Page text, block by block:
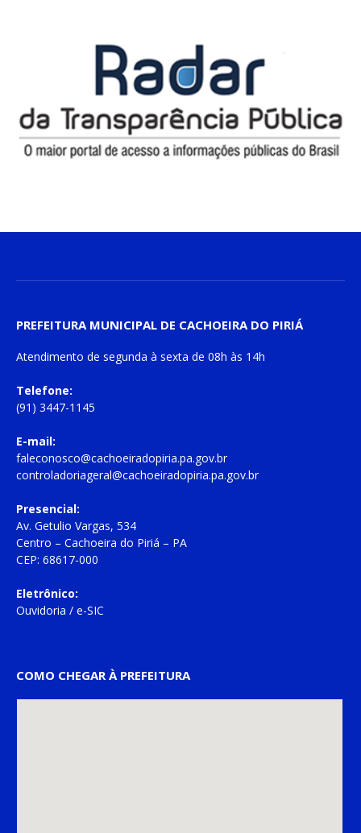
PREFEITURA MUNICIPAL DE CACHOEIRA DO PIRIÁ
Atendimento de segunda à sexta de 08h às 14h
Telefone:
(91) 3447-1145
E-mail:
faleconosco@cachoeiradopiria.pa.gov.br
controladoriageral@cachoeiradopiria.pa.gov.br
Presencial:
Av. Getulio Vargas, 534
Centro – Cachoeira do Piriá – PA
CEP: 68617-000
Eletrônico:
Ouvidoria / e-SIC
COMO CHEGAR À PREFEITURA